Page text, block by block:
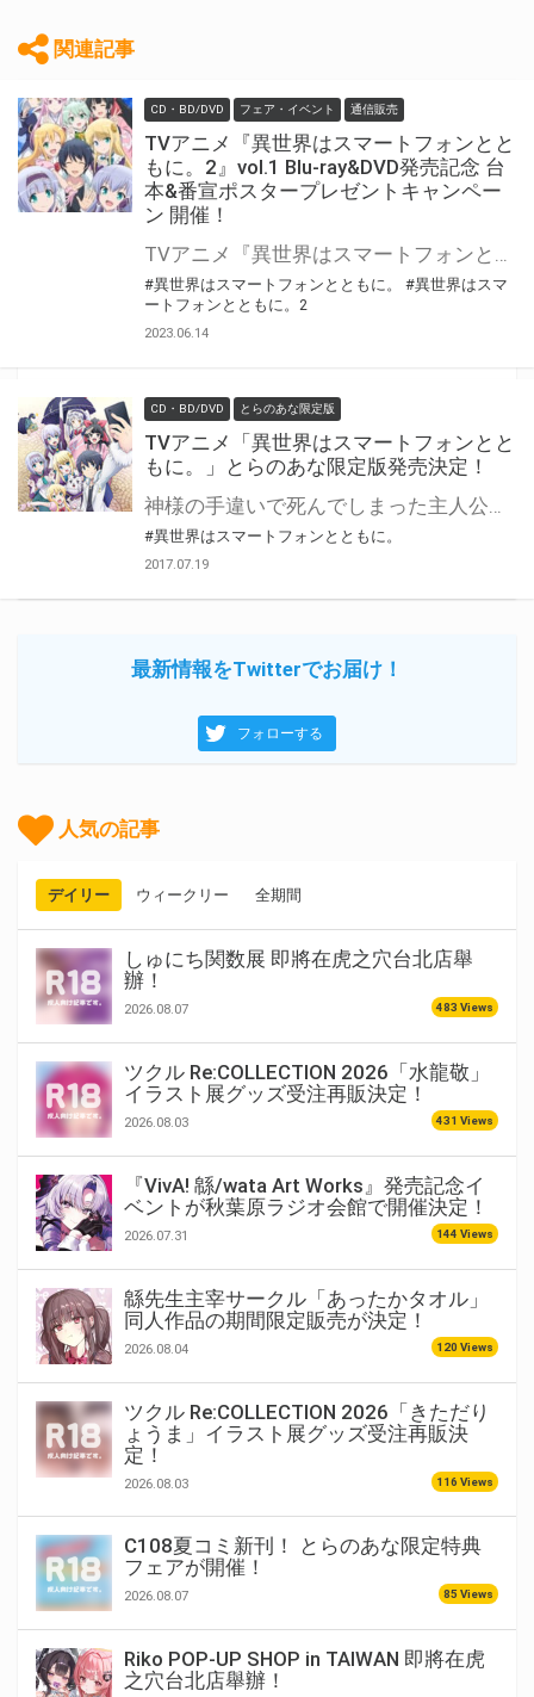
関連記事
CD・BD/DVD フェア・イベント 通信販売
TVアニメ『異世界はスマートフォンとと
もに。2』vol.1 Blu-ray&DVD発売記念 台
本&番宣ポスタープレゼントキャンペー
ン 開催！
TVアニメ『異世界はスマートフォンとともに。2』vol.1 Blu-ray&DVDの発売を記念して、「全12話台本セット」&「番宣ポスター」プレゼントキャンペーンの開催が決定
#異世界はスマートフォンとともに。
#異世界はスマ
ートフォンとともに。2
2023.06.14
CD・BD/DVD とらのあな限定版
TVアニメ「異世界はスマートフォンとと
もに。」とらのあな限定版発売決定！
神様の手違いで死んでしまった主人公は、 異世界で第2の人生をスタートさせる。 2017年7月よりテレビアニメの放映がスタートする、 『異世界はスマートフォンとともに。』のBlu-ray/DVDの発売が早くも決定！ とらのあなでは、Blu-ray Disc/DVD全4巻で『とらのあな限定版』を発売！！ 気になるとらのあな限定版の特典は… 1巻にて【描き下ろしB2タペストリーA】。 2巻から4巻では各巻で【スマホ風缶バッジセット】を実施！ 更に！とらのあな限定版の全巻連動特典として、『描き下ろしB2タペストリーB』も実施決定！ また、とらのあな限定版だけでなく、 Blu-ray＆DVDでも、とらのあなオリジナル特典を実施！ 全巻連動特典として『全巻収納BOX(描き下ろしイラスト使用 キャラクター：エルゼ、リンゼ、八重、リーン）』をプレゼント♪ 是非とも、とらのあな対象店舗でご予約・ご購入をお待ちしております♪♪
#異世界はスマートフォンとともに。
2017.07.19
最新情報をTwitterでお届け！
フォローする
人気の記事
デイリー ウィークリー 全期間
しゅにち関数展 即將在虎之穴台北店舉
辦！
2026.08.07 483 Views
ツクル Re:COLLECTION 2026「水龍敬」
イラスト展グッズ受注再販決定！
2026.08.03 431 Views
『VivA! 緜/wata Art Works』発売記念イ
ベントが秋葉原ラジオ会館で開催決定！
2026.07.31 144 Views
緜先生主宰サークル「あったかタオル」
同人作品の期間限定販売が決定！
2026.08.04 120 Views
ツクル Re:COLLECTION 2026「きただり
ょうま」イラスト展グッズ受注再販決
定！
2026.08.03 116 Views
C108夏コミ新刊！ とらのあな限定特典
フェアが開催！
2026.08.07 85 Views
Riko POP-UP SHOP in TAIWAN 即將在虎
之穴台北店舉辦！